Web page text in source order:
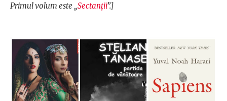
Primul volum este „Sectanții”.]